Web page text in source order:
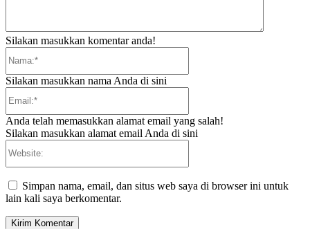
Silakan masukkan komentar anda!
Silakan masukkan nama Anda di sini
Anda telah memasukkan alamat email yang salah!
Silakan masukkan alamat email Anda di sini
Simpan nama, email, dan situs web saya di browser ini untuk
lain kali saya berkomentar.